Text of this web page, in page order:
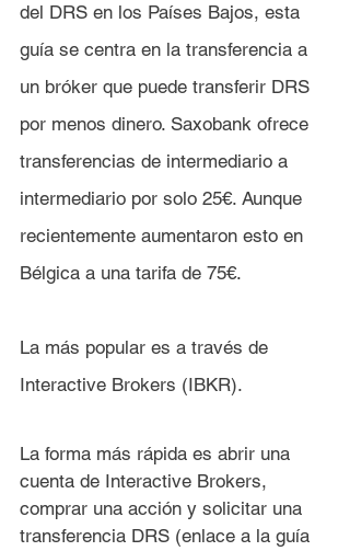
del DRS en los Países Bajos, esta
guía se centra en la transferencia a
un bróker que puede transferir DRS
por menos dinero. Saxobank ofrece
transferencias de intermediario a
intermediario por solo 25€. Aunque
recientemente aumentaron esto en
Bélgica a una tarifa de 75€.
La más popular es a través de
Interactive Brokers (IBKR).
La forma más rápida es abrir una
cuenta de Interactive Brokers,
comprar una acción y solicitar una
transferencia DRS (enlace a la guía